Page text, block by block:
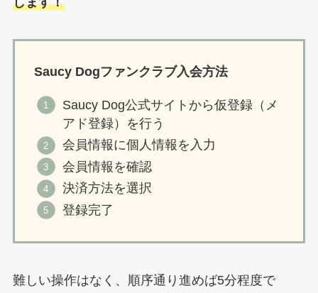
Saucy Dogファンクラブ入会方法
Saucy Dog公式サイトから仮登録（メ
アド登録）を行う
会員情報に個人情報を入力
会員情報を確認
決済方法を選択
登録完了
難しい操作はなく、順序通り進めば5分程度で